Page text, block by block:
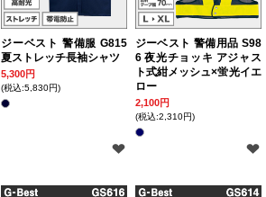
ジーベスト 警備服 G815
夏ストレッチ長袖シャツ
5,300円
(税込:5,830円)
ジーベスト 警備用品 S98
6 夜光チョッキ アジャス
ト式紺メッシュ×蛍光イエ
ロー
2,100円
(税込:2,310円)